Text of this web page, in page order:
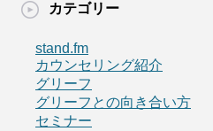
カテゴリー
stand.fm
カウンセリング紹介
グリーフ
グリーフとの向き合い方
セミナー